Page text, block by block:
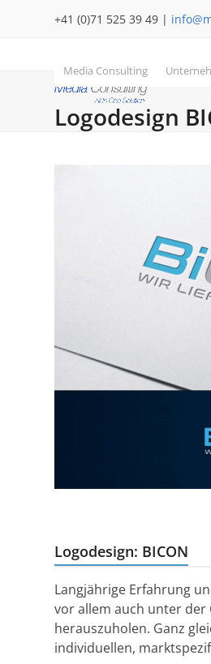
+41 (0)71 525 39 49 |
Media Consulting
Logodesign
Logodesign: BICON
Langjährige Erfahrung
vor allem auch unter
herauszuholen. Ganz
individuellen,